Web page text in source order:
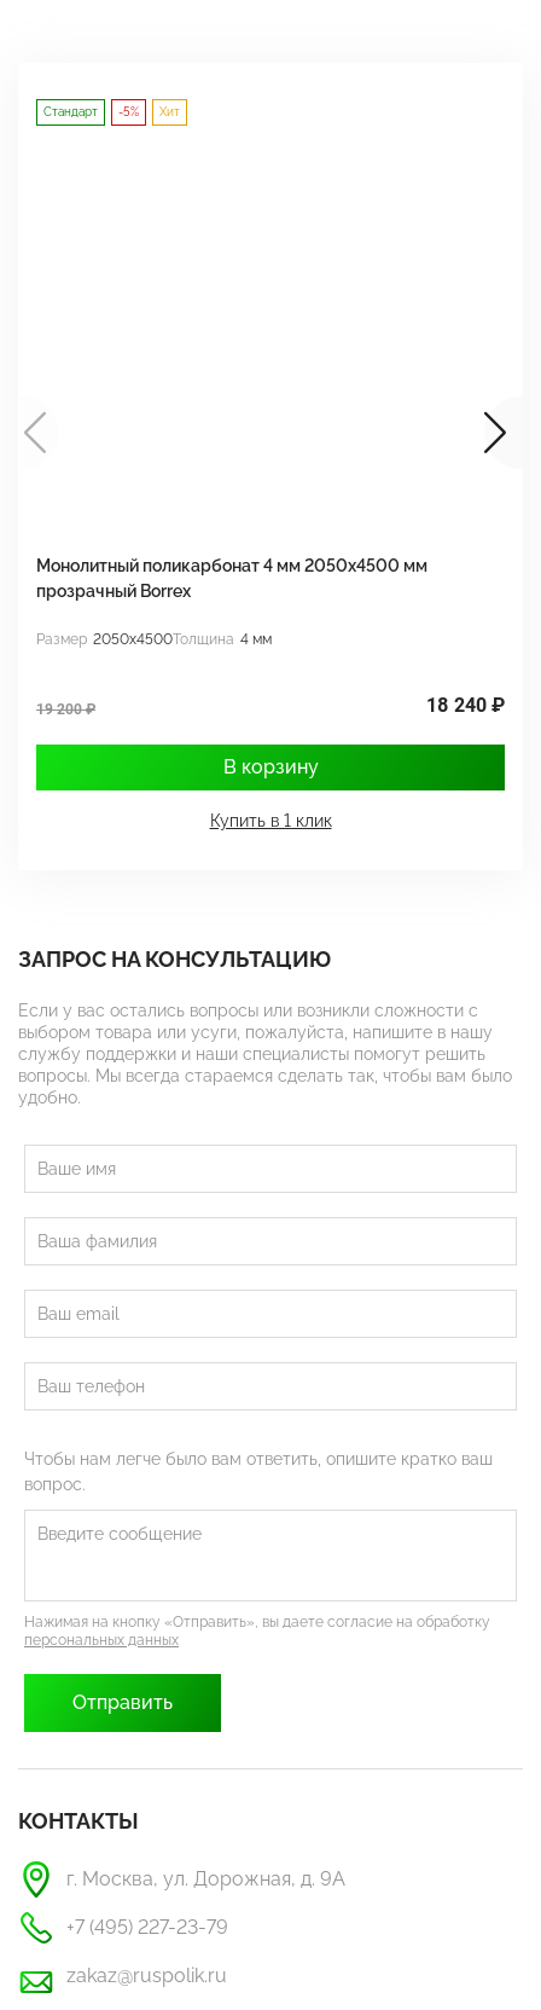
Стандарт -5% Хит
Монолитный поликарбонат 4 мм 2050х4500 мм
прозрачный Borrex
Размер 2050x4500Толщина 4 мм
19 200 ₽ 18 240 ₽
В корзину
Купить в 1 клик
ЗАПРОС НА КОНСУЛЬТАЦИЮ
Если у вас остались вопросы или возникли сложности с
выбором товара или усуги, пожалуйста, напишите в нашу
службу поддержки и наши специалисты помогут решить
вопросы. Мы всегда стараемся сделать так, чтобы вам было
удобно.
Чтобы нам легче было вам ответить, опишите кратко ваш
вопрос.
Нажимая на кнопку «Отправить», вы даете согласие на обработку
персональных данных
КОНТАКТЫ
г. Москва, ул. Дорожная, д. 9А
+7 (495) 227-23-79
zakaz@ruspolik.ru